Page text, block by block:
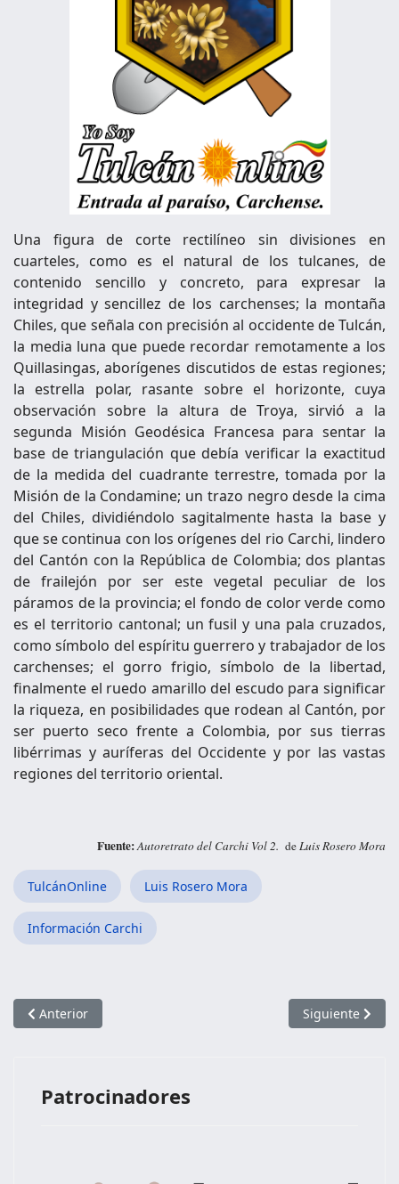
Una figura de corte rectilíneo sin divisiones en
cuarteles, como es el natural de los tulcanes, de
contenido sencillo y concreto, para expresar la
integridad y sencillez de los carchenses; la montaña
Chiles, que señala con precisión al occidente de Tulcán,
la media luna que puede recordar remotamente a los
Quillasingas, aborígenes discutidos de estas regiones;
la estrella polar, rasante sobre el horizonte, cuya
observación sobre la altura de Troya, sirvió a la
segunda Misión Geodésica Francesa para sentar la
base de triangulación que debía verificar la exactitud
de la medida del cuadrante terrestre, tomada por la
Misión de la Condamine; un trazo negro desde la cima
del Chiles, dividiéndolo sagitalmente hasta la base y
que se continua con los orígenes del rio Carchi, lindero
del Cantón con la República de Colombia; dos plantas
de frailejón por ser este vegetal peculiar de los
páramos de la provincia; el fondo de color verde como
es el territorio cantonal; un fusil y una pala cruzados,
como símbolo del espíritu guerrero y trabajador de los
carchenses; el gorro frigio, símbolo de la libertad,
finalmente el ruedo amarillo del escudo para significar
la riqueza, en posibilidades que rodean al Cantón, por
ser puerto seco frente a Colombia, por sus tierras
libérrimas y auríferas del Occidente y por las vastas
regiones del territorio oriental.
Fuente:Autoretrato del Carchi Vol 2. deLuis Rosero Mora
TulcánOnline Luis Rosero Mora
Información Carchi
Artículo anterior: Significado de los Símbolos del Cantón
Anterior Artículo
Siguiente
Patrocinadores